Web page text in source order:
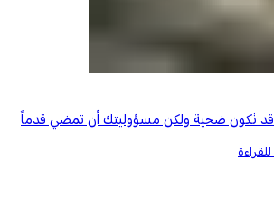
قد تكون ضحية ولكن مسؤوليتك أن تمضي قدماً